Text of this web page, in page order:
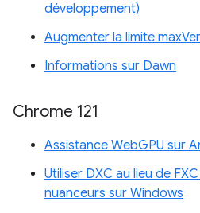
développement)
Augmenter la limite
Informations sur Dawn
Chrome 121
Assistance WebGPU sur
Utiliser DXC au lieu de
nuanceurs sur Windows